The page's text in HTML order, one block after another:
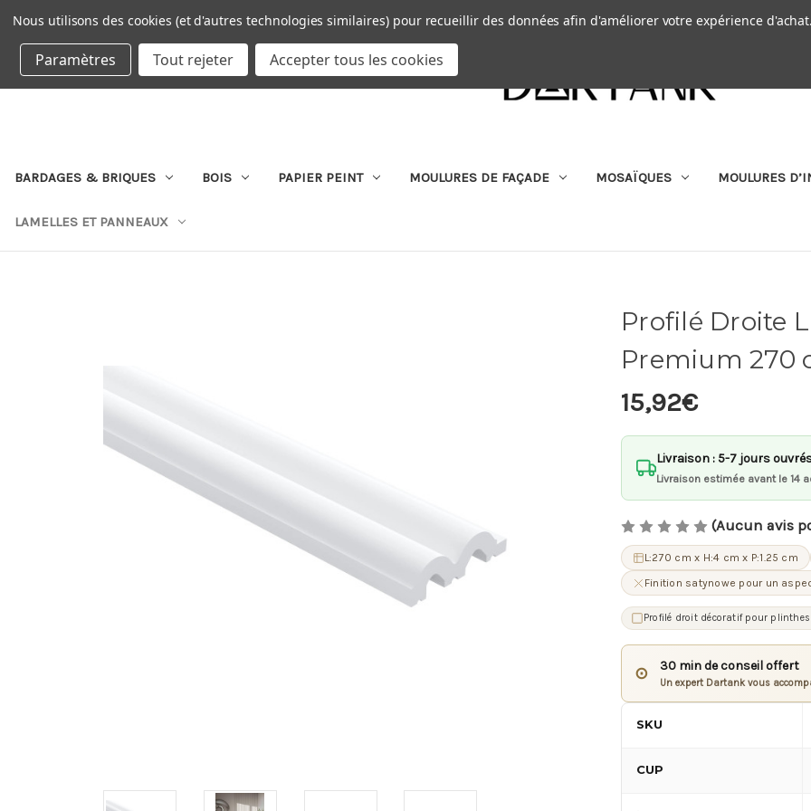
DEVISE : EUR
| RECHERCHER
BARDAGES & BRIQUES BOIS PAPIER PEINT MOULURES DE FAÇADE MOSAÏQUES MOULURES
LAMELLES ET PANNEAUX
Profilé Droite
Premium 270
15,92€
Livraison : 5-7 jours
Livraison estimée avant le 14
(Aucun avis
L:270 cm x H:4 cm x P:1.25 cm
Finition satynowe pour un
Profilé droit décoratif pour
⊙ 30 min de conseil offert
Un expert Dartank vous
SKU
CUP
Nous utilisons des cookies (et d'autres technologies similaires) pour recueillir des données afin d'améliorer votre expérience
Paramètres Tout rejeter Accepter tous les cookies